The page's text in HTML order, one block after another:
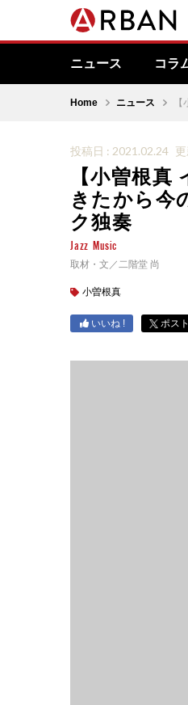
ニュース コラ
Home ニュース
投稿日 : 2021.02.24
【小曽根
きたから今
ク独奏
Jazz Music
取材・文／二階堂 尚
小曽根真
いいね ! ポスト